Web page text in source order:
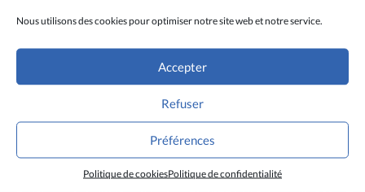
Nous utilisons des cookies pour optimiser notre site web et notre service.
Accepter
Refuser
Préférences
Politique de cookiesPolitique de confidentialité
VIETNAM
Démission du président
vietnamien Vo Van Thuong,
défenseur du dialogue avec le
pape François